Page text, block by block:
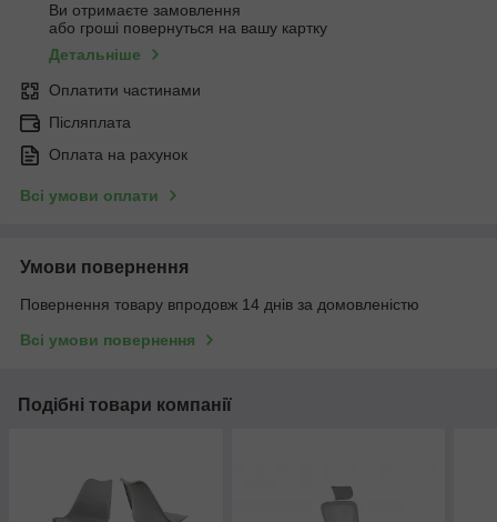
Ви отримаєте замовлення
або гроші повернуться на вашу картку
Детальніше
Оплатити частинами
Післяплата
Оплата на рахунок
Всі умови оплати
Умови повернення
Повернення товару впродовж 14 днів за домовленістю
Всі умови повернення
Подібні товари компанії